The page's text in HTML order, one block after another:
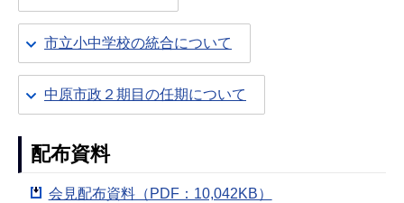
市立小中学校の統合について
中原市政２期目の任期について
配布資料
会見配布資料（PDF：10,042KB）